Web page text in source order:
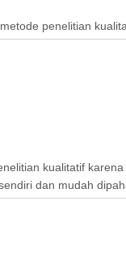
penelitian
kualitatif
dan mudah